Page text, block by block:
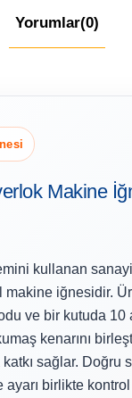
Yorumlar(0)
Makine
kullanan
iğnesidir.
ve bir kutuda 10
kenarını
katkı sağlar. Doğru
birlikte